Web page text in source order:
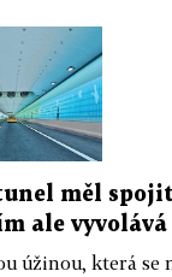
měl
ale vyvolává
úžinou, která se